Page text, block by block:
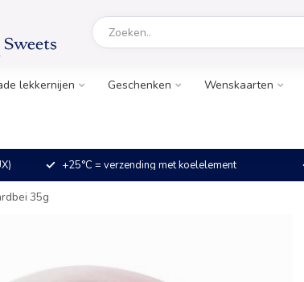
lekkernijen Geschenken Wenskaarten
+25°C = verzending met koelelement
35g